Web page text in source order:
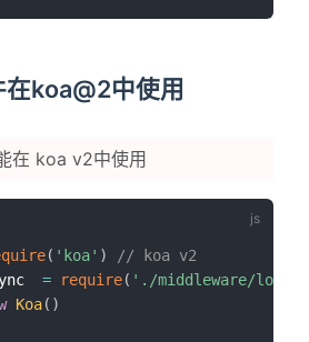
koa@2中使用
在 koa v2中使用
( 'koa' )
// koa v2
= require( './middleware/
Koa( )